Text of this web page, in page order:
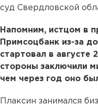
суд Свердловской
Напомним, истцом в
Примсоцбанк из-за
стартовал в августе
стороны заключили
чем через год оно
Плаксин занимался